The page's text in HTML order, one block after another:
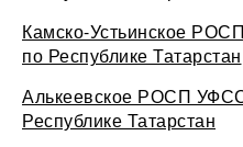
Камско-Устьинское
по Республике Татарстан
Алькеевское РОСП
Республике Татарстан